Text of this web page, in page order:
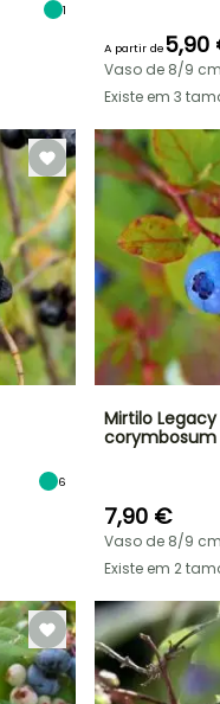
1
A partir de5,90
Vaso de 8/9 cm
Existe em 3
6
Mirtilo
corymbosum
7,90 €
Vaso de 8/9 cm
Existe em 2